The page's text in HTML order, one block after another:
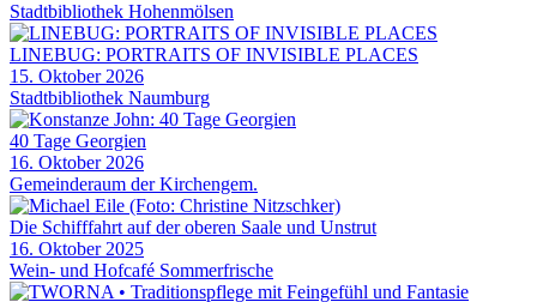
Stadtbibliothek Hohenmölsen
LINEBUG: PORTRAITS OF INVISIBLE PLACES
15. Oktober 2026
Stadtbibliothek Naumburg
40 Tage Georgien
16. Oktober 2026
Gemeinderaum der Kirchengem.
Die Schifffahrt auf der oberen Saale und Unstrut
16. Oktober 2025
Wein- und Hofcafé Sommerfrische